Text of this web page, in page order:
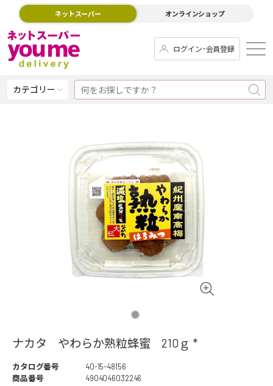
ネットスーパー オンラインショップ
ログイン･会員登録
カテゴリー
ナカタ やわらか熟粒蜂蜜 210ｇ *
カタログ番号
40-15-48156
商品番号
4904046032246